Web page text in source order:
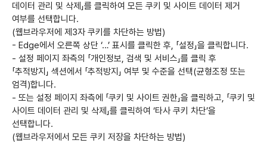
데이터 관리 및 삭제」를 클릭하여 모든 쿠키 및 사이트 데이터 제거
여부를 선택합니다.
(웹브라우저에 제3자 쿠키를 차단하는 방법)
- Edge에서 오른쪽 상단 ‘…’ 표시를 클릭한 후, 「설정」을 클릭합니다.
- 설정 페이지 좌측의 「개인정보, 검색 및 서비스」를 클릭 후
「추적방지」 섹션에서 「추적방지」 여부 및 수준을 선택(균형조정 또는
엄격)합니다.
- 또는 설정 페이지 좌측에 「쿠키 및 사이트 권한」을 클릭하고, 「쿠키 및
사이트 데이터 관리 및 삭제」를 클릭하여 ‘타사 쿠키 차단’을
선택합니다.
(웹브라우저에서 모든 쿠키 저장을 차단하는 방법)